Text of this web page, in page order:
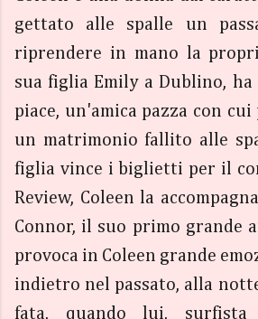
gettato alle spalle un
riprendere in mano la
sua figlia Emily a Dublino,
piace, un'amica pazza con cui
un matrimonio fallito alle
figlia vince i biglietti per il
Review, Coleen la
Connor, il suo primo grande
provoca in Coleen grande
indietro nel passato, alla
fata, quando lui, surfista